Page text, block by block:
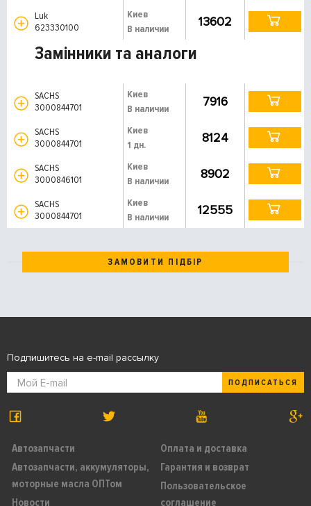
Luk
623330100
Киев
В наличии
13602
Замінники та аналоги
SACHS
3000844701
Киев
В наличии
7916
SACHS
3000844701
Киев
1 дн.
8124
SACHS
3000846101
Киев
В наличии
8902
SACHS
3000844701
Киев
В наличии
12555
ЗАМОВИТИ ПІДБІР
Автозапчасти
Автозапчасти, аккумуляторы,
моторные масла ОПТом
Новости
Оплата и доставка
Гарантия и возврат
Пользовательское
соглашение
Подпишитесь на e-mail рассылку
ПОДПИСАТЬСЯ